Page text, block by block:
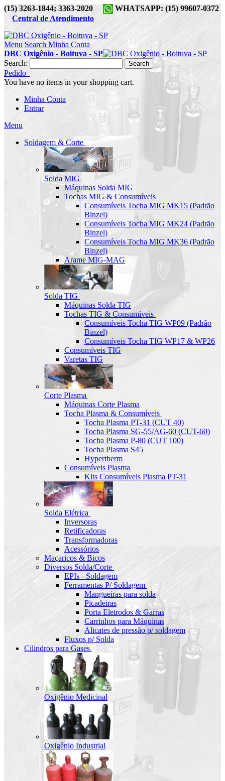
(15) 3263-1844; 3363-2020
WHATSAPP: (15) 99607-0372
Central de Atendimento
Menu Search Minha Conta
DBC Oxigênio - Boituva - SP
Search:
Search
Pedido
You have no items in your shopping cart.
Minha Conta
Entrar
Menu
Soldagem & Corte
Solda MIG
Máquinas Solda MIG
Tochas MIG & Consumíveis
Consumíveis Tocha MIG MK15 (Padrão
Binzel)
Consumíveis Tocha MIG MK24 (Padrão
Binzel)
Consumíveis Tocha MIG MK36 (Padrão
Binzel)
Arame MIG-MAG
Solda TIG
Máquinas Solda TIG
Tochas TIG & Consumíveis
Consumíveis Tocha TIG WP09 (Padrão
Binzel)
Consumíveis Tocha TIG WP17 & WP26
Consumíveis TIG
Varetas TIG
Corte Plasma
Máquinas Corte Plasma
Tocha Plasma & Consumíveis
Tocha Plasma PT-31 (CUT 40)
Tocha Plasma SG-55/AG-60 (CUT-60)
Tocha Plasma P-80 (CUT 100)
Tocha Plasma S45
Hypertherm
Consumíveis Plasma
Kits Consumíveis Plasma PT-31
Solda Elétrica
Inversoras
Retificadoras
Transformadoras
Acessórios
Maçaricos & Bicos
Diversos Solda/Corte
EPIs - Soldagem
Ferramentas P/ Soldagem
Mangueiras para solda
Picadeiras
Porta Eletrodos & Garras
Carrinhos para Máquinas
Alicates de pressão p/ soldagem
Fluxos p/ Solda
Cilindros para Gases
Oxigênio Medicinal
Oxigênio Industrial